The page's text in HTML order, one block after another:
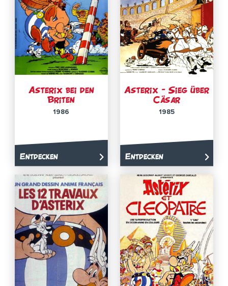
Asterix bei den
Briten
1986
Entdecken
Asterix – Sieg über
Cäsar
1985
Entdecken